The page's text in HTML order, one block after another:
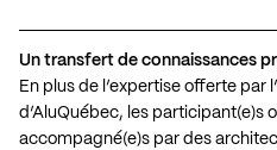
Un transfert de connaissances
En plus de l’expertise offerte par
d’AluQuébec, les participant(e)s
accompagné(e)s par des